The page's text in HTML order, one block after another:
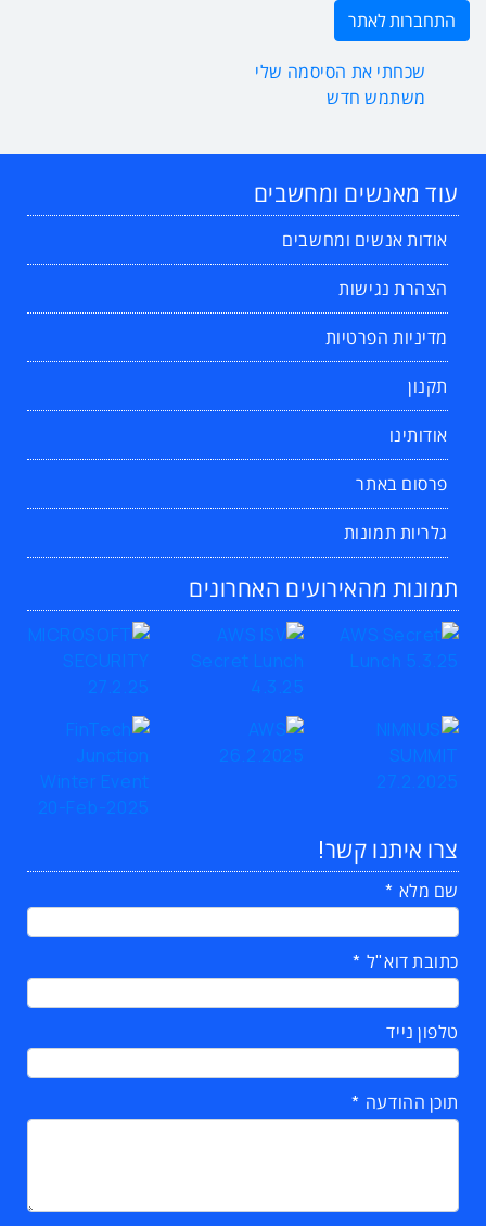
שכחתי את הסיסמה שלי
משתמש חדש
עוד מאנשים ומחשבים
אודות אנשים ומחשבים
הצהרת נגישות
מדיניות הפרטיות
תקנון
אודותינו
פרסום באתר
גלריות תמונות
תמונות מהאירועים האחרונים
צרו איתנו קשר!
שם מלא
כתובת דוא"ל
טלפון נייד
תוכן ההודעה